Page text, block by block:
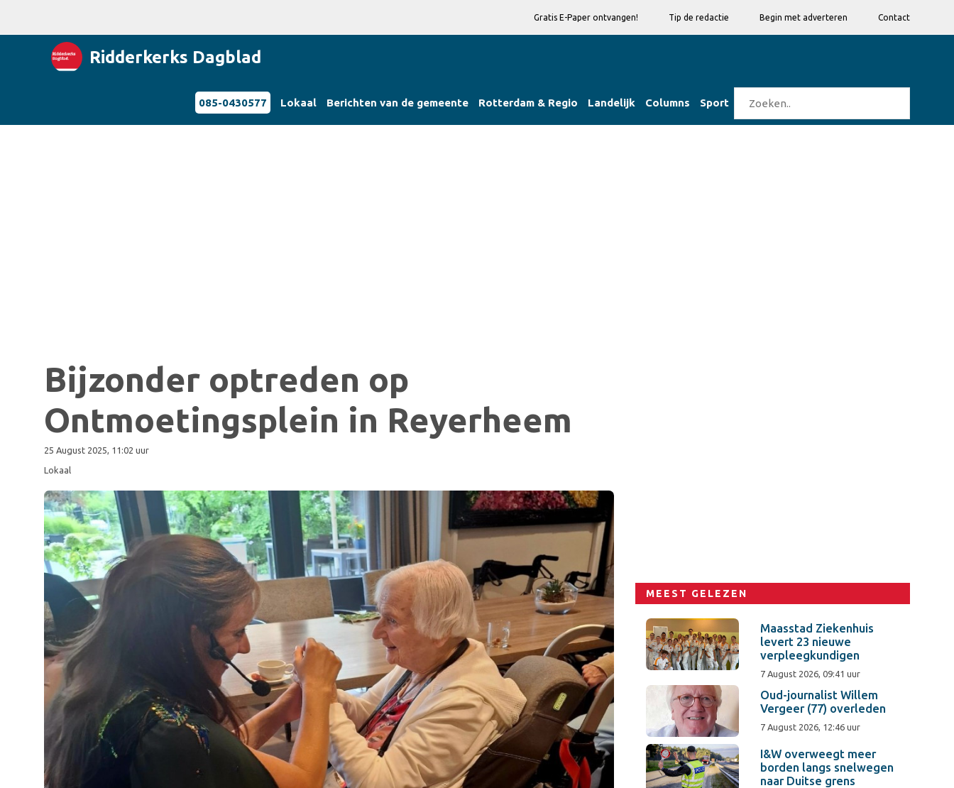
Gratis E-Paper ontvangen! Tip de redactie Begin met adverteren Contact
Ridderkerks Dagblad
085-0430577 Lokaal Berichten van de gemeente Rotterdam & Regio Landelijk Columns Sport
Bijzonder optreden op
Ontmoetingsplein in Reyerheem
25 August 2025, 11:02 uur
Lokaal
MEEST GELEZEN
Maasstad Ziekenhuis
levert 23 nieuwe
verpleegkundigen
7 August 2026, 09:41 uur
Oud-journalist Willem
Vergeer (77) overleden
7 August 2026, 12:46 uur
I&W overweegt meer
borden langs snelwegen
naar Duitse grens